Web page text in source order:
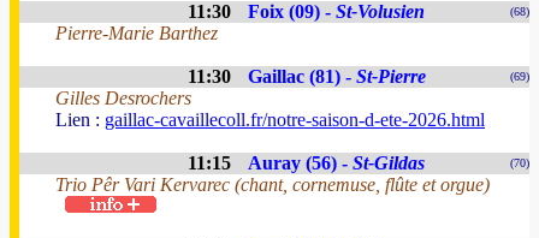
11:30 Foix (09) - St-Volusien (68)
Pierre-Marie Barthez
11:30 Gaillac (81) - St-Pierre (69)
Gilles Desrochers
Lien : gaillac-cavaillecoll.fr/notre-saison-d-ete-2026.html
11:15 Auray (56) - St-Gildas (70)
Trio Pêr Vari Kervarec (chant, cornemuse, flûte et orgue)